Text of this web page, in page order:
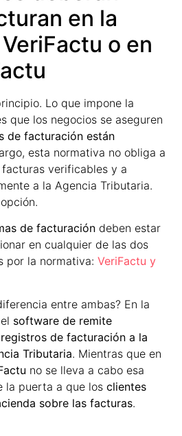
en la
o en
Lo que impone la
que los negocios se aseguren
de facturación están
esta normativa no obliga a
verificables y a
a la Agencia Tributaria.
de facturación deben estar
en cualquier de las dos
por la normativa: VeriFactu y
entre ambas? En la
software de remite
de facturación a la
Tributaria. Mientras que en
no se lleva a cabo esa
la puerta a que los clientes
sobre las facturas.